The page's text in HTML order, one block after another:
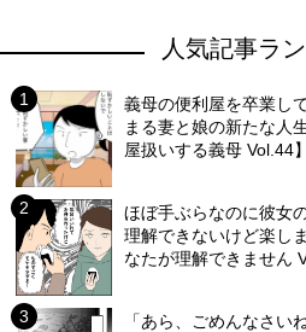
人気記事ラ
義母の便利屋を卒業し
まる妻と娘の新たな人
屋扱いする義母 Vol.44】
ほぼ手ぶらなのに彼女
理解できないけど楽し
なたが理解できません
「あら、ごめんなさい